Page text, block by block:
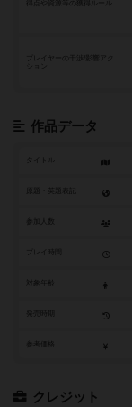
プレイヤーの干渉/影響アク
作品データ
タイトル
参加人数
参考価格
クレジット